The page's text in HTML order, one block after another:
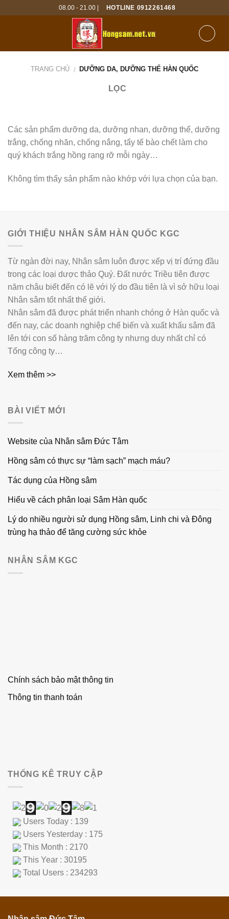
08.00 - 21.00 | HOTLINE 0912261468
TRANG CHỦ / DƯỠNG DA, DƯỠNG THỂ HÀN QUỐC
LỌC
Các sản phẩm dưỡng da, dưỡng nhan, dưỡng thể, dưỡng
trắng, chống nhăn, chống nắng, tẩy tế bào chết làm cho
quý khách trắng hồng rạng rỡ mỗi ngày…
Không tìm thấy sản phẩm nào khớp với lựa chọn của bạn.
GIỚI THIỆU NHÂN SÂM HÀN QUỐC KGC
Từ ngàn đời nay, Nhân sâm luôn được xếp vị trí đứng đầu
trong các loại dược thảo Quý. Đất nước Triều tiên được
năm châu biết đến có lẽ với lý do đầu tiên là vì sở hữu loại
Nhân sâm tốt nhất thế giới.
Nhân sâm đã được phát triển nhanh chóng ở Hàn quốc và
đến nay, các doanh nghiệp chế biến và xuất khẩu sâm đã
lên tới con số hàng trăm công ty nhưng duy nhất chỉ có
Tổng công ty…
Xem thêm >>
BÀI VIẾT MỚI
Website của Nhân sâm Đức Tâm
Hồng sâm có thực sự “làm sạch” mạch máu?
Tác dụng của Hồng sâm
Hiểu về cách phân loại Sâm Hàn quốc
Lý do nhiều người sử dụng Hồng sâm, Linh chi và Đông
trùng hạ thảo để tăng cường sức khỏe
NHÂN SÂM KGC
Chính sách bảo mật thông tin
Thông tin thanh toán
THỐNG KÊ TRUY CẬP
Users Today : 139
Users Yesterday : 175
This Month : 2170
This Year : 30195
Total Users : 234293